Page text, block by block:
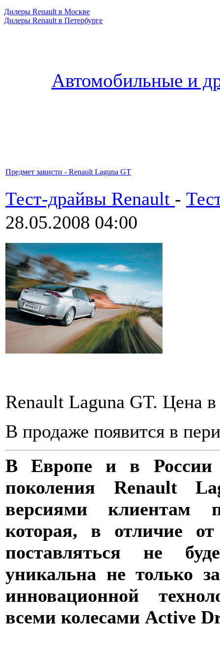
Дилеры Renault в Москве
Дилеры Renault в Петербурге
Автомобильные и
Предмет зависти - Renault Laguna GT
Тест-драйвы Renault -
28.05.2008 04:00
Renault Laguna GT. Цена
В продаже появится в
В Европе и в России
поколения Renault
версиями клиентам
которая, в отличие
поставляться не
уникальна не только
инновационной
всеми колесами Active